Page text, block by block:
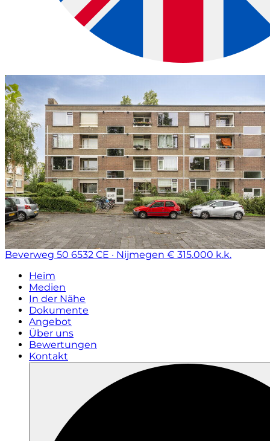
Beverweg 50 6532 CE · Nijmegen € 315.000 k.k.
Heim
Medien
In der Nähe
Dokumente
Angebot
Über uns
Bewertungen
Kontakt